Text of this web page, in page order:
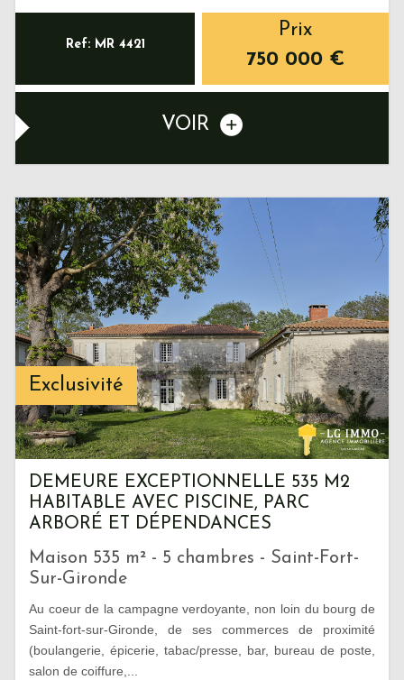
Ref: MR 4421
Prix
750 000 €
VOIR
Exclusivité
DEMEURE EXCEPTIONNELLE 535 M2
HABITABLE AVEC PISCINE, PARC
ARBORÉ ET DÉPENDANCES
Maison 535 m² - 5 chambres - Saint-Fort-
Sur-Gironde
Au coeur de la campagne verdoyante, non loin du bourg de
Saint-fort-sur-Gironde, de ses commerces de proximité
(boulangerie, épicerie, tabac/presse, bar, bureau de poste,
salon de coiffure,...